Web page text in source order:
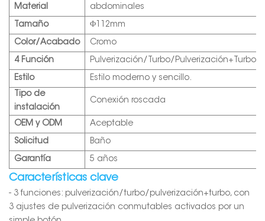
Material abdominales
Tamaño Φ112mm
Color/Acabado Cromo
4 Función Pulverización/Turbo/Pulverización+Turbo/
Estilo
Estilo moderno y sencillo.
Tipo de
instalación
Conexión roscada
OEM y ODM Aceptable
Solicitud Baño
Garantía 5 años
Características clave
- 3 funciones: pulverización/turbo/pulverización+turbo, con
3 ajustes de pulverización conmutables activados por un